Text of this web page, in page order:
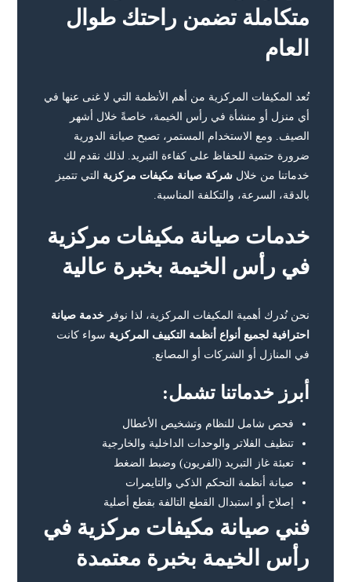
متكاملة تضمن راحتك طوال
العام
تُعد المكيفات المركزية من أهم الأنظمة التي لا غنى عنها في
أي منزل أو منشأة في رأس الخيمة، خاصةً خلال أشهر
الصيف. ومع الاستخدام المستمر، تصبح صيانة الدورية
ضرورة حتمية للحفاظ على كفاءة التبريد. لذلك نقدم لك
خدماتنا من خلالشركة صيانة مكيفات مركزية التي تتميز
بالدقة، السرعة، والتكلفة المناسبة.
خدمات صيانة مكيفات مركزية
في رأس الخيمة بخبرة عالية
نحن نُدرك أهمية المكيفات المركزية، لذا نوفرخدمة صيانة
احترافية لجميع أنواع أنظمة التكييف المركزية سواء كانت
في المنازل أو الشركات أو المصانع.
أبرز خدماتنا تشمل:
فحص شامل للنظام وتشخيص الأعطال
تنظيف الفلاتر والوحدات الداخلية والخارجية
تعبئة غاز التبريد (الفريون) وضبط الضغط
صيانة أنظمة التحكم الذكي والتايمرات
إصلاح أو استبدال القطع التالفة بقطع أصلية
فني صيانة مكيفات مركزية في
رأس الخيمة بخبرة معتمدة